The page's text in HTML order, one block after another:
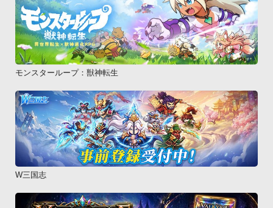
モンスターループ：獣神転生
W三国志